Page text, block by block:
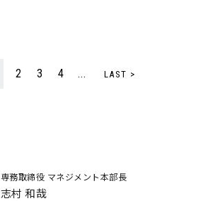
2 3 4 ... LAST >
専務取締役 マネジメント本部長
志村 和哉